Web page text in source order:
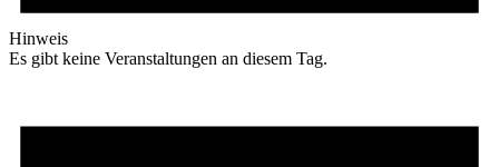
Hinweis
Es gibt keine Veranstaltungen an diesem Tag.